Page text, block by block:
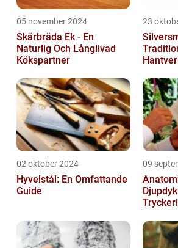
05 november 2024
Skärbräda Ek - En
Naturlig Och Långlivad
Kökspartner
23
02 oktober 2024
Hyvelstål: En Omfattande
Guide
09